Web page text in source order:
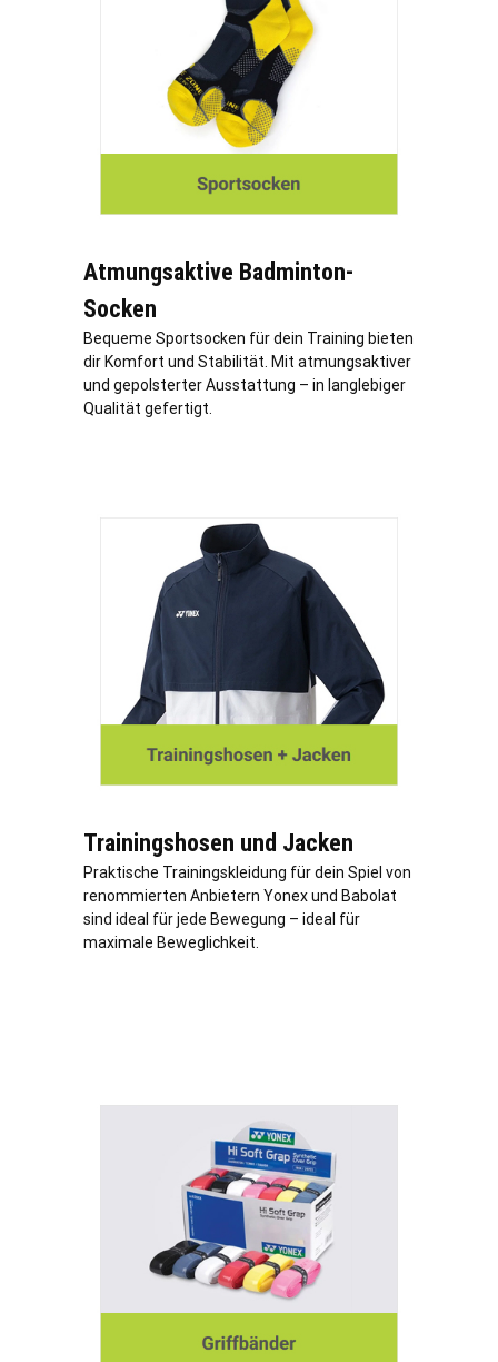
Atmungsaktive Badminton-
Socken
Bequeme Sportsocken für dein Training bieten
dir Komfort und Stabilität. Mit atmungsaktiver
und gepolsterter Ausstattung – in langlebiger
Qualität gefertigt.
Trainingshosen und Jacken
Praktische Trainingskleidung für dein Spiel von
renommierten Anbietern Yonex und Babolat
sind ideal für jede Bewegung – ideal für
maximale Beweglichkeit.